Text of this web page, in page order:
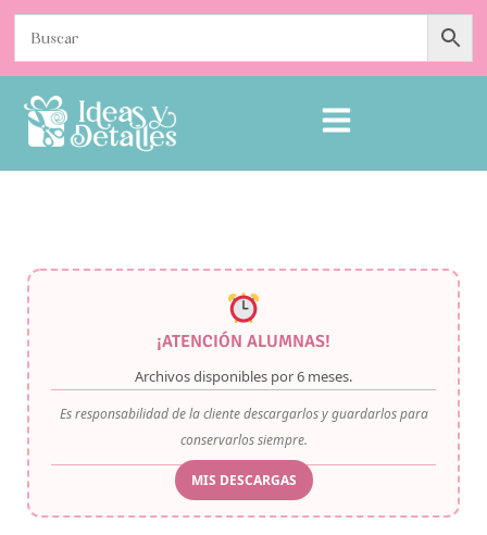
¡ATENCIÓN ALUMNAS!
Archivos disponibles por6 meses.
Es responsabilidad de la cliente descargarlos y guardarlos para
conservarlos siempre.
MIS DESCARGAS